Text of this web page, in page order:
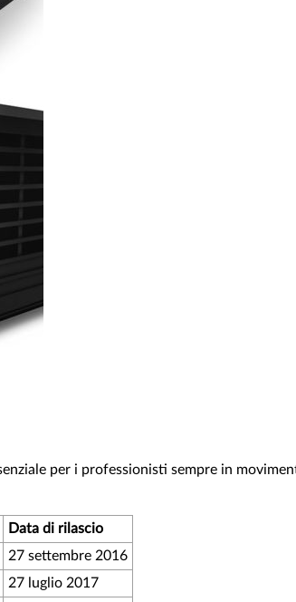
per i professionisti sempre in
Data di rilascio
27 settembre 2016
27 luglio 2017